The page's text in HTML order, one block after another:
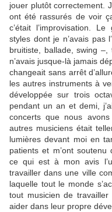
jouer plutôt correctement.
ont été rassurés de voir
c’était l’improvisation.
styles dont je n’avais pas
bruitiste, ballade, swing
n’avais jusque-là jamais
changeait sans arrêt
les autres instruments à
développée sur trois
pendant un an et demi,
concerts que nous
autres musiciens était
lumières devant moi en
patients et m’ont soutenu
ce qui est à mon avis
travailler dans une ville
laquelle tout le monde
tout musicien de
aider dans leur propre